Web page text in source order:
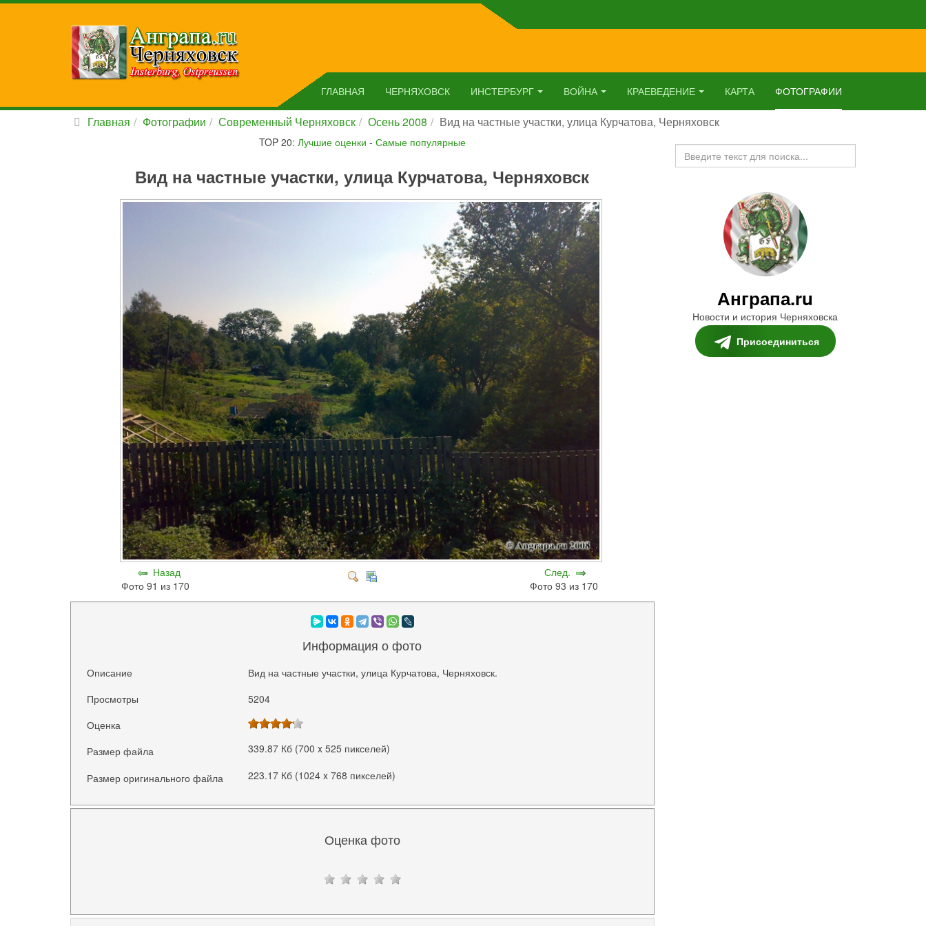
ГЛАВНАЯ ЧЕРНЯХОВСК ИНСТЕРБУРГ ВОЙНА КРАЕВЕДЕНИЕ КАРТА ФОТОГРАФИИ
Главная Фотографии Современный Черняховск Осень 2008 Вид на частные участки, улица Курчатова, Черняховск
TOP 20: Лучшие оценки - Самые популярные
Вид на частные участки, улица Курчатова, Черняховск
Назад
Фото 91 из 170
След.
Фото 93 из 170
Информация о фото
Описание
Вид на частные участки, улица Курчатова, Черняховск.
Просмотры
5204
Оценка
Размер файла
339.87 Кб (700 x 525 пикселей)
Размер оригинального файла 223.17 Кб (1024 x 768 пикселей)
Оценка фото
Искать...
Анграпа.ru
Новости и история Черняховска
Присоединиться